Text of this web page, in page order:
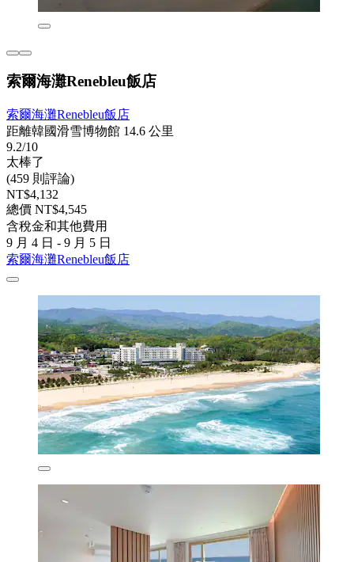
索爾海灘Renebleu飯店
索爾海灘Renebleu飯店
距離韓國滑雪博物館 14.6 公里
9.2/10
太棒了
(459 則評論)
NT$4,132
總價 NT$4,545
含稅金和其他費用
9 月 4 日 - 9 月 5 日
索爾海灘Renebleu飯店